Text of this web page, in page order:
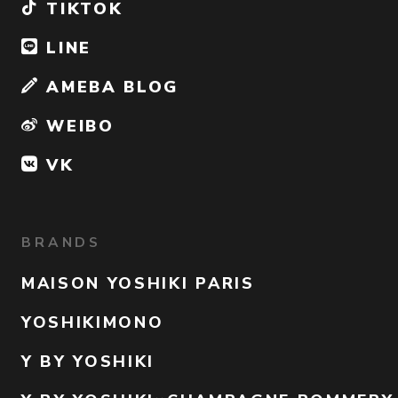
TIKTOK
LINE
AMEBA BLOG
WEIBO
VK
BRANDS
MAISON YOSHIKI PARIS
YOSHIKIMONO
Y BY YOSHIKI